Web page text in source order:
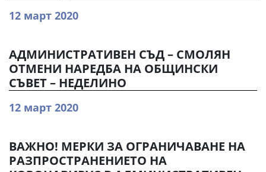
12 март 2020
АДМИНИСТРАТИВЕН СЪД – СМОЛЯН
ОТМЕНИ НАРЕДБА НА ОБЩИНСКИ
СЪВЕТ – НЕДЕЛИНО
12 март 2020
ВАЖНО! МЕРКИ ЗА ОГРАНИЧАВАНЕ НА
РАЗПРОСТРАНЕНИЕТО НА